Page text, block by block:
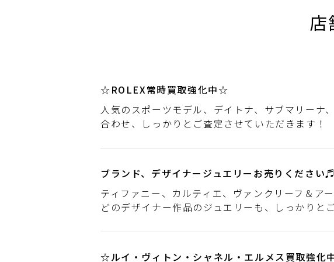
店
☆ROLEX常時買取強化中☆
人気のスポーツモデル、デイトナ、サブマリー
合わせ、しっかりとご査定させていただきます！
ブランド、デザイナージュエリーお売りください♬
ティファニー、カルティエ、ヴァンクリーフ＆ア
どのデザイナー作品のジュエリーも、しっかりと
☆ルイ・ヴィトン・シャネル・エルメス買取強化